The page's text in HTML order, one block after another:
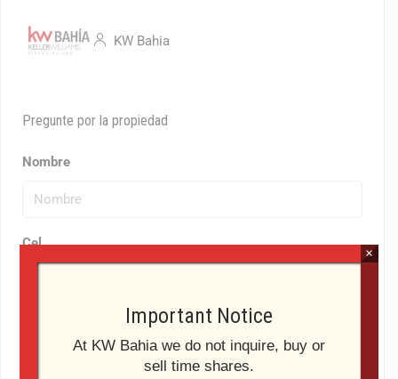
KW Bahia
Pregunte por la propiedad
Nombre
Cel
Important Notice
At KW Bahia we do not inquire, buy or
sell time shares.
×